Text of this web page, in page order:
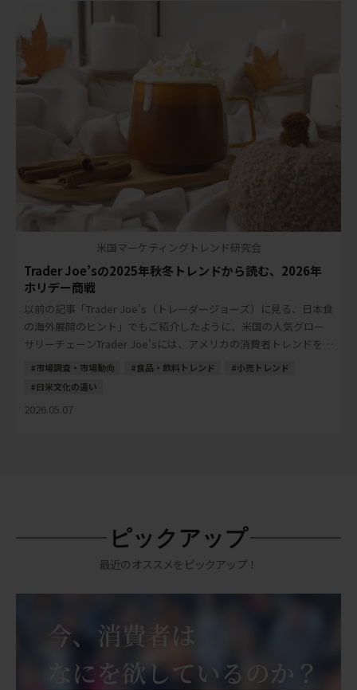
米国マーケティングトレンド研究会
Trader Joe’sの2025年秋冬トレンドから読む、2026年
ホリデー商戦
以前の記事「Trader Joe’s（トレーダージョーズ）に見る、日本食
の海外展開のヒント」でもご紹介したように、米国の人気グロー
サリーチェーンTrader Joe’sには、アメリカの消費者トレンドを読
み解くヒントが多く […]
市場調査・市場動向 食品・飲料トレンド
小売トレンド
日米文化の違い
2026.05.07
ピックアップ
最近のオススメをピックアップ！